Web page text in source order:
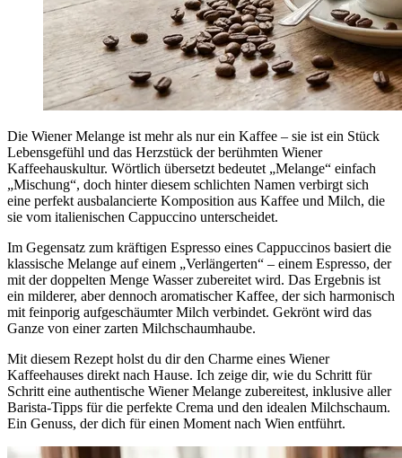
Die Wiener Melange ist mehr als nur ein Kaffee – sie ist ein Stück
Lebensgefühl und das Herzstück der berühmten Wiener
Kaffeehauskultur. Wörtlich übersetzt bedeutet „Melange“ einfach
„Mischung“, doch hinter diesem schlichten Namen verbirgt sich
eine perfekt ausbalancierte Komposition aus Kaffee und Milch, die
sie vom italienischen Cappuccino unterscheidet.
Im Gegensatz zum kräftigen Espresso eines Cappuccinos basiert die
klassische Melange auf einem „Verlängerten“ – einem Espresso, der
mit der doppelten Menge Wasser zubereitet wird. Das Ergebnis ist
ein milderer, aber dennoch aromatischer Kaffee, der sich harmonisch
mit feinporig aufgeschäumter Milch verbindet. Gekrönt wird das
Ganze von einer zarten Milchschaumhaube.
Mit diesem Rezept holst du dir den Charme eines Wiener
Kaffeehauses direkt nach Hause. Ich zeige dir, wie du Schritt für
Schritt eine authentische Wiener Melange zubereitest, inklusive aller
Barista-Tipps für die perfekte Crema und den idealen Milchschaum.
Ein Genuss, der dich für einen Moment nach Wien entführt.